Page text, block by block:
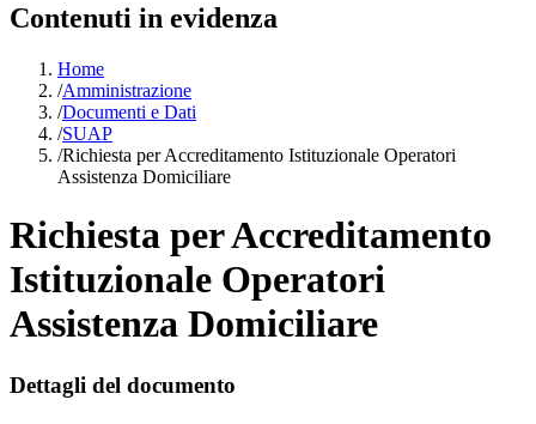
Contenuti in evidenza
Home
/Amministrazione
/Documenti e Dati
/SUAP
/Richiesta per Accreditamento Istituzionale Operatori
Assistenza Domiciliare
Richiesta per Accreditamento
Istituzionale Operatori
Assistenza Domiciliare
Dettagli del documento